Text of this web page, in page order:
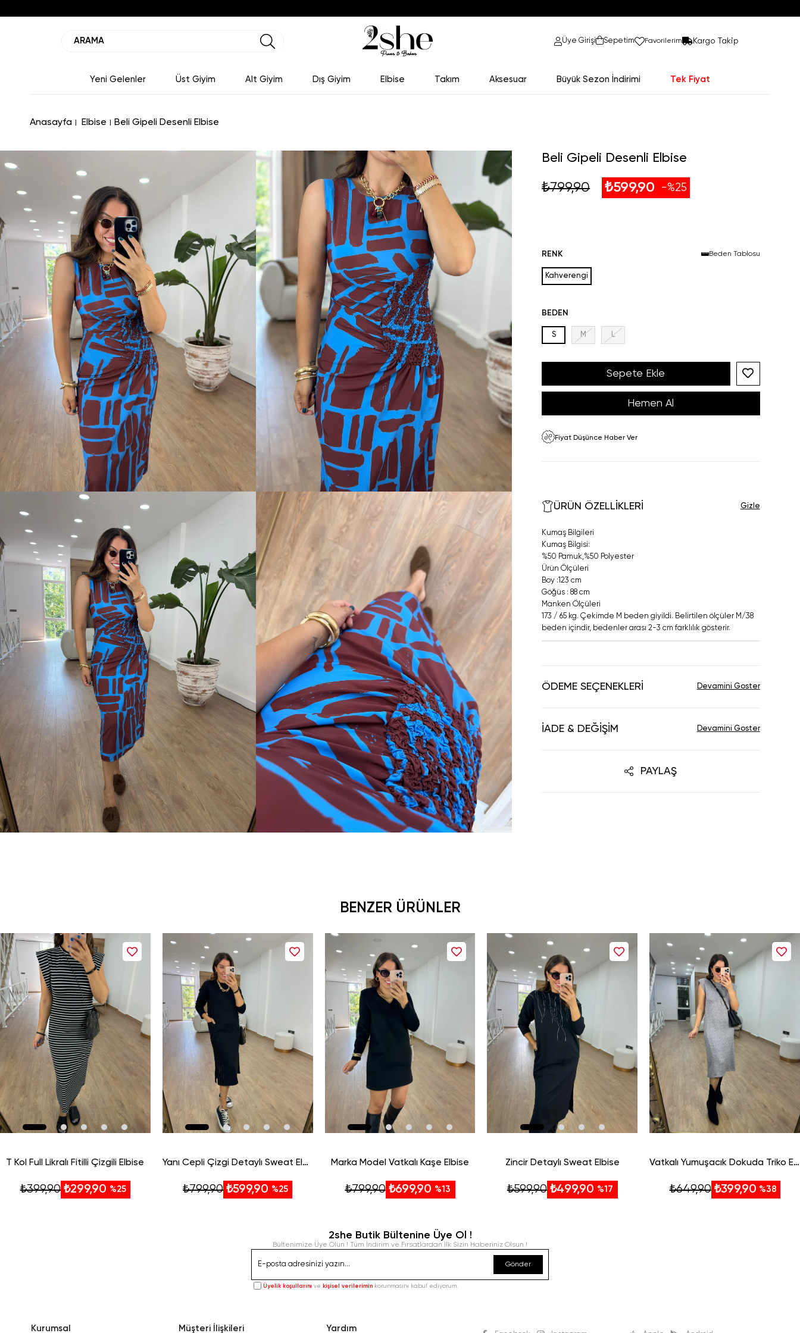
Üye Girişi Sepetim Favorilerim Kargo Takip
Yeni Gelenler Üst Giyim Alt Giyim Dış Giyim Elbise Takım Aksesuar Büyük Sezon İndirimi Tek Fiyat
Anasayfa Elbise Beli Gipeli Desenli Elbise
Beli Gipeli Desenli Elbise
₺799,90 ₺599,90 25
RENK Beden Tablosu
Kahverengi
BEDEN
S M L
Fiyat Düşünce Haber Ver
ÜRÜN ÖZELLIKLERI
Kumaş Bilgileri
Kumaş Bilgisi:
%50 Pamuk,%50 Polyester
Ürün Ölçüleri
Boy :123 cm
Göğüs : 88 cm
Manken Ölçüleri
173 / 65 kg. Çekimde M beden giyildi. Belirtilen ölçüler M/38
beden içindir, bedenler arası 2-3 cm farklılık gösterir.
ÖDEME SEÇENEKLERI
İADE & DEĞIŞIM
PAYLAŞ
BENZER ÜRÜNLER
T Kol Full Likralı Fitilli Çizgili Elbise
%25
₺299,90
₺399,90
Yanı Cepli Çizgi Detaylı Sweat Elbise-Siyah
%25
₺599,90
₺799,90
Marka Model Vatkalı Kaşe Elbise
%13
₺699,90
₺799,90
Zincir Detaylı Sweat Elbise
%17
₺499,90
₺599,90
Vatkalı Yumuşacık Dokuda Triko Elbise-Gri
%38
₺399,90
₺649,90
2she Butik Bültenine Üye Ol !
Bültenimize Üye Olun ! Tüm İndirim ve Fırsatlardan İlk Sizin Haberiniz Olsun !
Gönder
Üyelik koşullarını ve kişisel verilerimin korunmasını kabul ediyorum.
Kurumsal Müşteri İlişkileri Yardım